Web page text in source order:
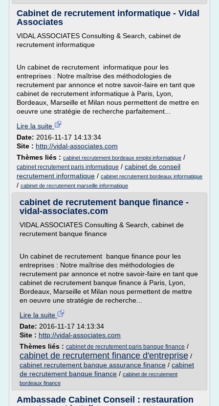
Cabinet de recrutement informatique - Vidal
Associates
VIDAL ASSOCIATES Consulting & Search, cabinet de
recrutement informatique
Un cabinet de recrutement informatique pour les
entreprises : Notre maîtrise des méthodologies de
recrutement par annonce et notre savoir-faire en tant que
cabinet de recrutement informatique à Paris, Lyon,
Bordeaux, Marseille et Milan nous permettent de mettre en
oeuvre une stratégie de recherche parfaitement...
Lire la suite
Date: 2016-11-17 14:13:34
Site : http://vidal-associates.com
Thèmes liés : cabinet recrutement bordeaux emploi informatique /
cabinet recrutement paris informatique / cabinet de conseil
recrutement informatique / cabinet recrutement bordeaux informatique
/ cabinet de recrutement marseille informatique
cabinet de recrutement banque finance -
vidal-associates.com
VIDAL ASSOCIATES Consulting & Search, cabinet de
recrutement banque finance
Un cabinet de recrutement banque finance pour les
entreprises : Notre maîtrise des méthodologies de
recrutement par annonce et notre savoir-faire en tant que
cabinet de recrutement banque finance à Paris, Lyon,
Bordeaux, Marseille et Milan nous permettent de mettre
en oeuvre une stratégie de recherche...
Lire la suite
Date: 2016-11-17 14:13:34
Site : http://vidal-associates.com
Thèmes liés : cabinet de recrutement paris banque finance /
cabinet de recrutement finance d'entreprise /
cabinet recrutement banque assurance finance / cabinet
de recrutement banque finance / cabinet de recrutement
bordeaux finance
Ambassade Cabinet Conseil : restauration